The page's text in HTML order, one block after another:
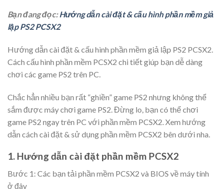
Bạn đang đọc:Hướng dẫn cài đặt & cấu hình phần mềm giả
lập PS2 PCSX2
Hướng dẫn cài đặt & cấu hình phần mềm giả lập PS2 PCSX2.
Cách cấu hình phần mềm PCSX2 chi tiết giúp bạn dễ dàng
chơi các game PS2 trên PC.
Chắc hẳn nhiều bạn rất “ghiền” game PS2 nhưng không thể
sắm được máy chơi game PS2. Đừng lo, bạn có thể chơi
game PS2 ngay trên PC với phần mềm PCSX2. Xem hướng
dẫn cách cài đặt & sử dụng phần mềm PCSX2 bên dưới nha.
1. Hướng dẫn cài đặt phần mềm PCSX2
Bước 1: Các bạn tải phần mềm PCSX2 và BIOS về máy tính
ở đây